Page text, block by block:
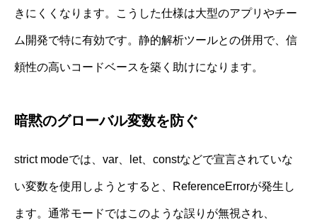
きにくくなります。こうした仕様は大型のアプリやチー
ム開発で特に有効です。静的解析ツールとの併用で、信
頼性の高いコードベースを築く助けになります。
暗黙のグローバル変数を防ぐ
strict modeでは、var、let、constなどで宣言されていな
い変数を使用しようとすると、ReferenceErrorが発生し
ます。通常モードではこのような誤りが無視され、